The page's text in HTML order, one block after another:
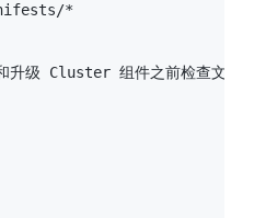
*
升级 Cluster 组件之前检查文件